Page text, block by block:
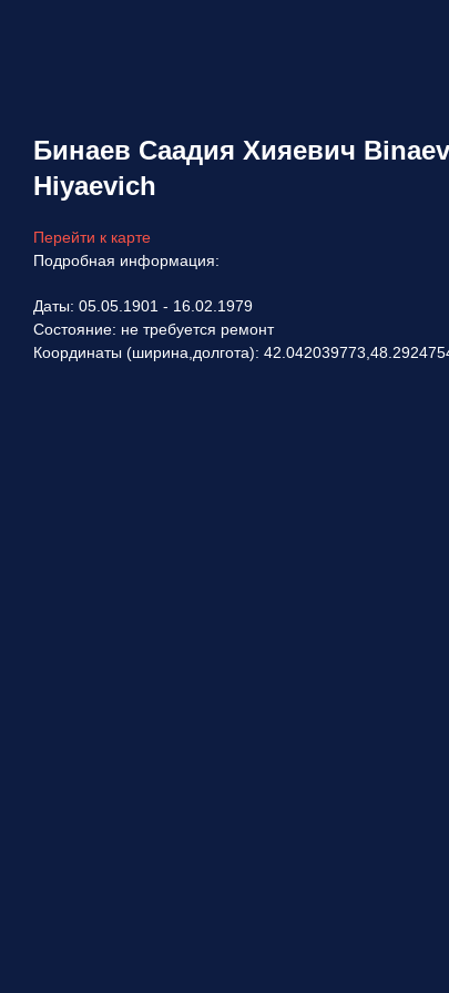
Бинаев Саадия Хияевич
Hiyaevich
Перейти к карте
Подробная информация:
Даты: 05.05.1901 - 16.02.1979
Состояние: не требуется ремонт
Координаты (ширина,долгота):